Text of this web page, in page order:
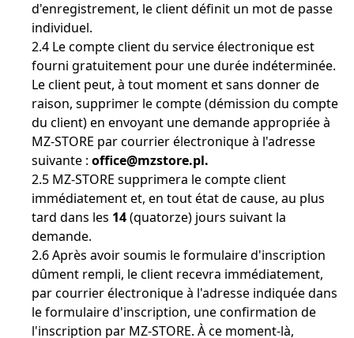
d'enregistrement, le client définit un mot de passe
individuel.
2.4 Le compte client du service électronique est
fourni gratuitement pour une durée indéterminée.
Le client peut, à tout moment et sans donner de
raison, supprimer le compte (démission du compte
du client) en envoyant une demande appropriée à
MZ-STORE par courrier électronique à l'adresse
suivante : office@mzstore.pl.
2.5 MZ-STORE supprimera le compte client
immédiatement et, en tout état de cause, au plus
tard dans les 14 (quatorze) jours suivant la
demande.
2.6 Après avoir soumis le formulaire d'inscription
dûment rempli, le client recevra immédiatement,
par courrier électronique à l'adresse indiquée dans
le formulaire d'inscription, une confirmation de
l'inscription par MZ-STORE. À ce moment-là,